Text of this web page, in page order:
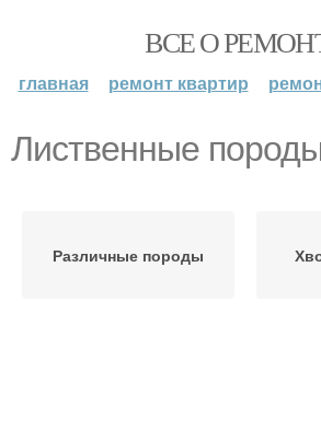
ВСЕ О
главная ремонт квартир
Лиственные
Различные породы